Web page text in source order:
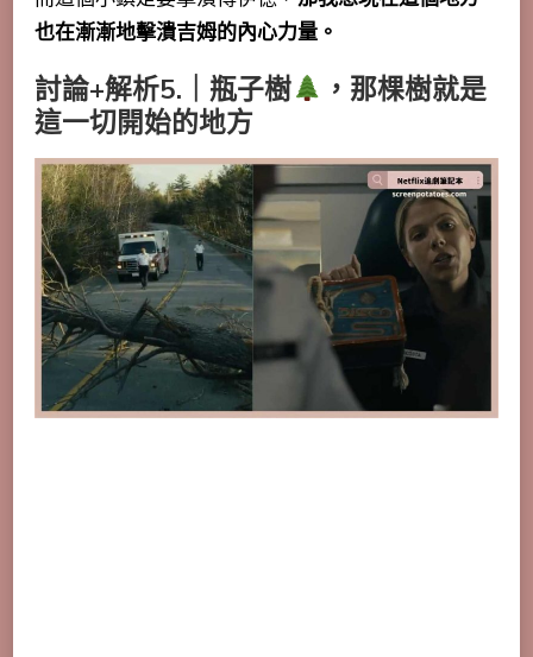
也在漸漸地擊潰吉姆的內心力量。
討論+解析5.｜瓶子樹
，那棵樹就是
這一切開始的地方